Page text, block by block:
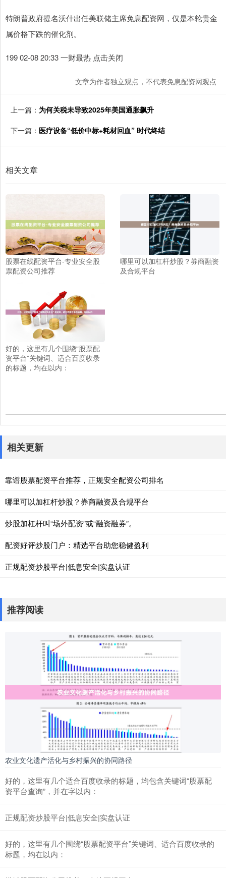
特朗普政府提名沃什出任美联储主席免息配资网，仅是本轮贵金
属价格下跌的催化剂。
199 02-08 20:33 一财最热 点击关闭
文章为作者独立观点，不代表免息配资网观点
上一篇： 为何关税未导致2025年美国通胀飙升
下一篇： 医疗设备“低价中标+耗材回血” 时代终结
相关文章
股票在线配资平台-专业安全股
票配资公司推荐
哪里可以加杠杆炒股？券商融资
及合规平台
好的，这里有几个围绕“股票配
资平台”关键词、适合百度收录
的标题，均在以内：
相关更新
靠谱股票配资平台推荐，正规安全配资公司排名
哪里可以加杠杆炒股？券商融资及合规平台
炒股加杠杆叫“场外配资”或“融资融券”。
配资好评炒股门户：精选平台助您稳健盈利
正规配资炒股平台|低息安全|实盘认证
推荐阅读
农业文化遗产活化与乡村振兴的协同路径
好的，这里有几个适合百度收录的标题，均包含关键词“股票配
资平台查询”，并在字以内：
正规配资炒股平台|低息安全|实盘认证
好的，这里有几个围绕“股票配资平台”关键词、适合百度收录的
标题，均在以内：